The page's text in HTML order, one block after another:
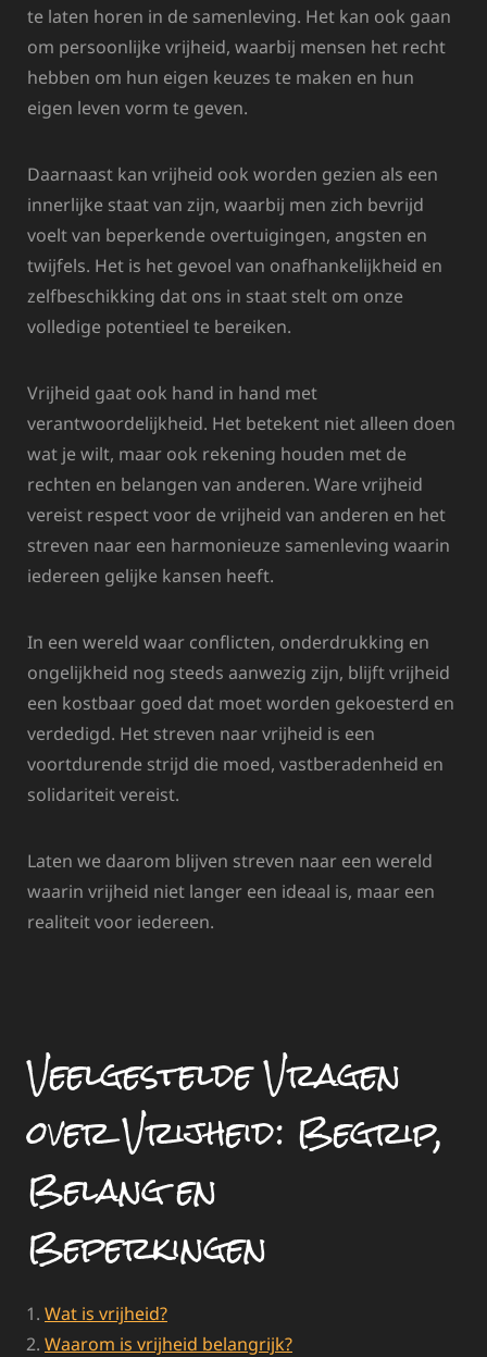
te laten horen in de samenleving. Het kan ook gaan
om persoonlijke vrijheid, waarbij mensen het recht
hebben om hun eigen keuzes te maken en hun
eigen leven vorm te geven.
Daarnaast kan vrijheid ook worden gezien als een
innerlijke staat van zijn, waarbij men zich bevrijd
voelt van beperkende overtuigingen, angsten en
twijfels. Het is het gevoel van onafhankelijkheid en
zelfbeschikking dat ons in staat stelt om onze
volledige potentieel te bereiken.
Vrijheid gaat ook hand in hand met
verantwoordelijkheid. Het betekent niet alleen doen
wat je wilt, maar ook rekening houden met de
rechten en belangen van anderen. Ware vrijheid
vereist respect voor de vrijheid van anderen en het
streven naar een harmonieuze samenleving waarin
iedereen gelijke kansen heeft.
In een wereld waar conflicten, onderdrukking en
ongelijkheid nog steeds aanwezig zijn, blijft vrijheid
een kostbaar goed dat moet worden gekoesterd en
verdedigd. Het streven naar vrijheid is een
voortdurende strijd die moed, vastberadenheid en
solidariteit vereist.
Laten we daarom blijven streven naar een wereld
waarin vrijheid niet langer een ideaal is, maar een
realiteit voor iedereen.
Veelgestelde Vragen
over Vrijheid: Begrip,
Belang en
Beperkingen
Wat is vrijheid?
Waarom is vrijheid belangrijk?